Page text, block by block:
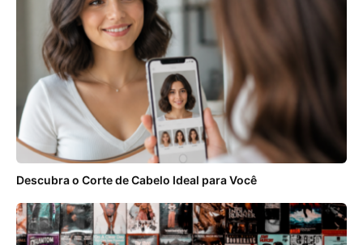
Descubra o Corte de Cabelo Ideal para Você